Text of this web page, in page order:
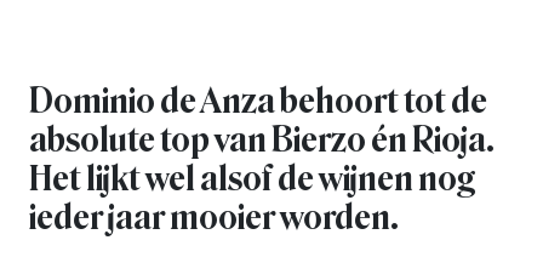
Dominio de Anza behoort tot de
absolute top van Bierzo én Rioja.
Het lijkt wel alsof de wijnen nog
ieder jaar mooier worden.